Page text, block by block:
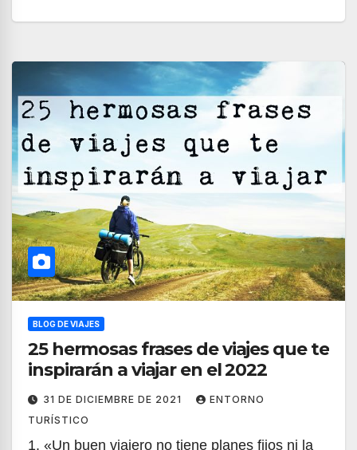
BLOG DE VIAJES
25 hermosas frases de viajes que te
inspirarán a viajar en el 2022
31 DE DICIEMBRE DE 2021
ENTORNO
TURÍSTICO
1. «Un buen viajero no tiene planes fijos ni la